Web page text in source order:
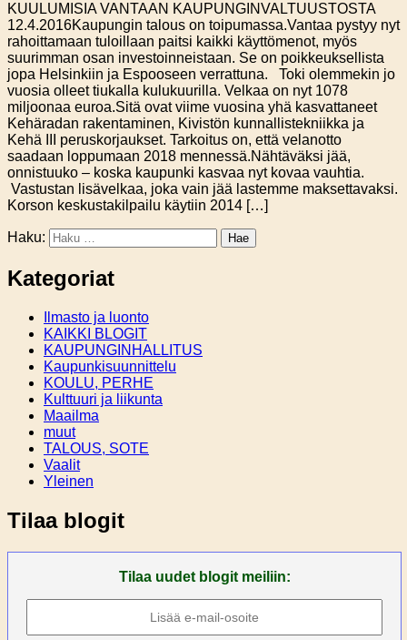
KUULUMISIA VANTAAN KAUPUNGINVALTUUSTOSTA
12.4.2016Kaupungin talous on toipumassa.Vantaa pystyy nyt
rahoittamaan tuloillaan paitsi kaikki käyttömenot, myös
suurimman osan investoinneistaan. Se on poikkeuksellista
jopa Helsinkiin ja Espooseen verrattuna. Toki olemmekin jo
vuosia olleet tiukalla kulukuurilla. Velkaa on nyt 1078
miljoonaa euroa.Sitä ovat viime vuosina yhä kasvattaneet
Kehäradan rakentaminen, Kivistön kunnallistekniikka ja
Kehä III peruskorjaukset. Tarkoitus on, että velanotto
saadaan loppumaan 2018 mennessä.Nähtäväksi jää,
onnistuuko – koska kaupunki kasvaa nyt kovaa vauhtia.
Vastustan lisävelkaa, joka vain jää lastemme maksettavaksi.
Korson keskustakilpailu käytiin 2014 […]
Haku:
Kategoriat
Ilmasto ja luonto
KAIKKI BLOGIT
KAUPUNGINHALLITUS
Kaupunkisuunnittelu
KOULU, PERHE
Kulttuuri ja liikunta
Maailma
muut
TALOUS, SOTE
Vaalit
Yleinen
Tilaa blogit
Tilaa uudet blogit meiliin: